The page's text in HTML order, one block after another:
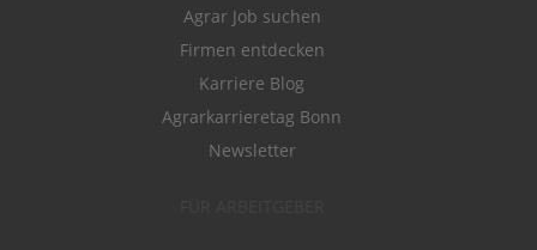
Agrar Job suchen
Firmen entdecken
Karriere Blog
Agrarkarrieretag Bonn
Newsletter